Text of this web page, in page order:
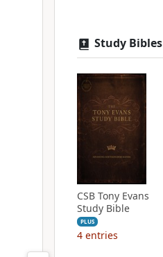
Study Bibles
CSB Tony Evans
Study Bible
PLUS
4 entries